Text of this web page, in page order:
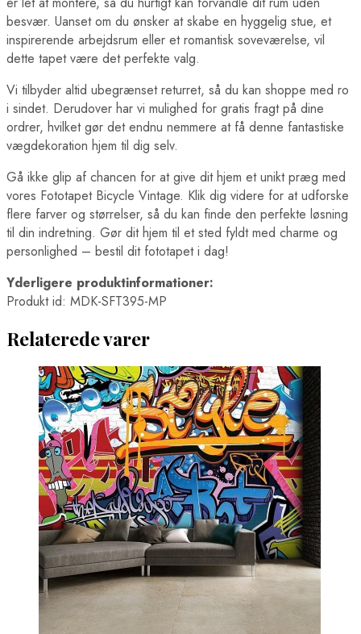
Australien Plakater
Belgien Plakater
Brasilien Plakater
Bulgarien Plakater
Canada Plakater
Cuba Plakater
Danmark Plakater
Egypten Plakater
Finland Plakater
Frankrig Plakater
Indien Plakater
Island Plakater
Italien Plakater
Japan Plakater
Jordan Plakater
Verdens Byplakater
Boston Plakater
Brasilia Plakater
Hong Kong Plakater
Los Angeles Plakater
Mexico City Plakater
Miami Plakater
New York City Plakater
Philadelphia Plakater
San Francisco Plakater
Santiago Plakater
Shanghai Plakater
Singapore Plakater
Sydney Plakater
Tokyo Plakater
Verdenskort Plakater
Madplakater
Ørne Plakater
Pindsvine Plakater
Rio de Janeiro Plakater
Sportsplakater
besvær. Uanset om du ønsker at skabe en hyggelig stue, et
inspirerende arbejdsrum eller et romantisk soveværelse, vil
dette tapet være det perfekte valg.
Vi tilbyder altid ubegrænset returret, så du kan shoppe med ro
i sindet. Derudover har vi mulighed for gratis fragt på dine
ordrer, hvilket gør det endnu nemmere at få denne fantastiske
vægdekoration hjem til dig selv.
Gå ikke glip af chancen for at give dit hjem et unikt præg med
vores Fototapet Bicycle Vintage. Klik dig videre for at udforske
flere farver og størrelser, så du kan finde den perfekte løsning
til din indretning. Gør dit hjem til et sted fyldt med charme og
personlighed – bestil dit fototapet i dag!
Yderligere produktinformationer:
Produkt id: MDK-SFT395-MP
Relaterede varer